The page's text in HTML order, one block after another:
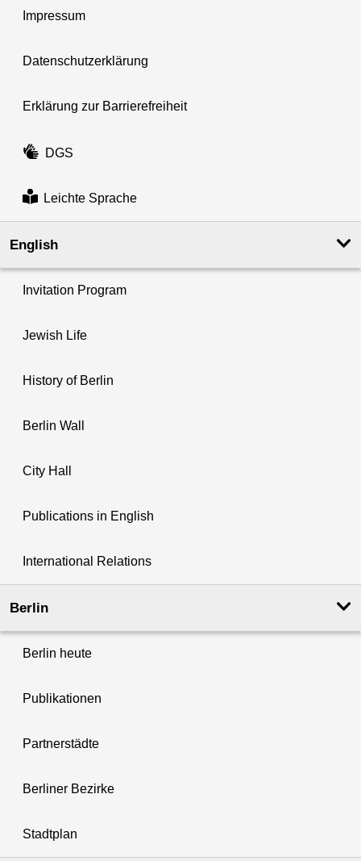
Impressum
Datenschutzerklärung
Erklärung zur Barrierefreiheit
DGS
Leichte Sprache
English
Invitation Program
Jewish Life
History of Berlin
Berlin Wall
City Hall
Publications in English
International Relations
Berlin
Berlin heute
Publikationen
Partnerstädte
Berliner Bezirke
Stadtplan